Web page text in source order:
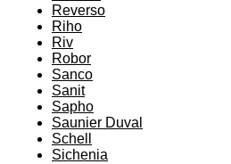
Reverso
Riho
Riv
Robor
Sanco
Sanit
Sapho
Saunier Duval
Schell
Sichenia